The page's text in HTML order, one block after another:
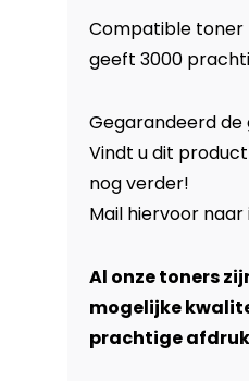
Compatible toner
geeft 3000
Gegarandeerd
Vindt u dit
nog verder!
Mail hiervoor naar
Al onze toners
mogelijke
prachtige